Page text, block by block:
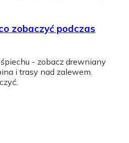
zobaczyć podczas
- zobacz drewniany
i trasy nad zalewem.